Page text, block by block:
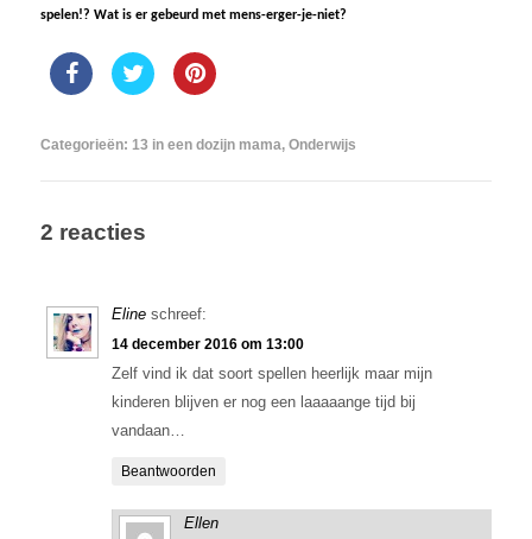
spelen!? Wat is er gebeurd met mens-erger-je-niet?
Categorieën: 13 in een dozijn mama, Onderwijs
2 reacties
Eline schreef:
14 december 2016 om 13:00
Zelf vind ik dat soort spellen heerlijk maar mijn
kinderen blijven er nog een laaaaange tijd bij
vandaan…
Beantwoorden
Ellen